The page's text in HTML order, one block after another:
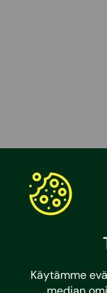
Käytämme